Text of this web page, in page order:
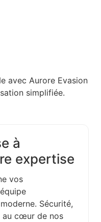
avec Aurore Evasion
simplifiée.
à
expertise
vos
Sécurité,
cœur de nos